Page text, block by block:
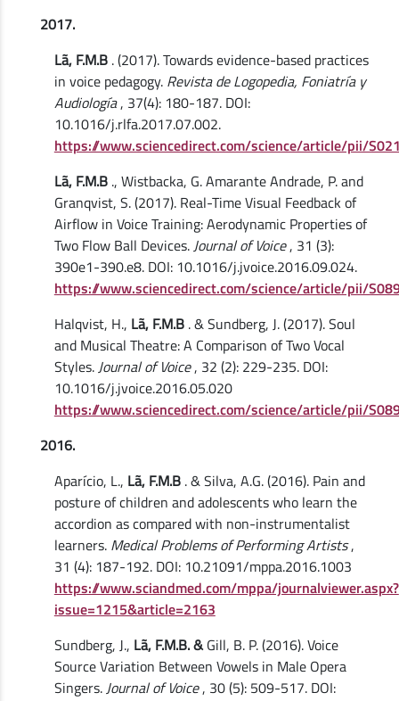
2017.
Lã, F.M.B . (2017). Towards evidence-based practices
in voice pedagogy. Revista de Logopedia, Foniatría y
Audiología, 37(4): 180-187. DOI:
10.1016/j.rlfa.2017.07.002.
https://www.sciencedirect.com/science/article/pii/
Lã, F.M.B ., Wistbacka, G. Amarante Andrade, P. and
Granqvist, S. (2017). Real-Time Visual Feedback of
Airflow in Voice Training: Aerodynamic Properties of
Two Flow Ball Devices. Journal of Voice, 31 (3):
390e1-390.e8. DOI: 10.1016/j.jvoice.2016.09.024.
https://www.sciencedirect.com/science/article/pii/
Halqvist, H., Lã, F.M.B . & Sundberg, J. (2017). Soul
and Musical Theatre: A Comparison of Two Vocal
Styles. Journal of Voice, 32 (2): 229-235. DOI:
10.1016/j.jvoice.2016.05.020
https://www.sciencedirect.com/science/article/pii/
2016.
Aparício, L., Lã, F.M.B . & Silva, A.G. (2016). Pain and
posture of children and adolescents who learn the
accordion as compared with non-instrumentalist
learners. Medical Problems of Performing Artists,
31 (4): 187-192. DOI: 10.21091/mppa.2016.1003
https://www.sciandmed.com/mppa/journalviewer.aspx?
issue=1215&article=2163
Sundberg, J., Lã, F.M.B. &Gill, B. P. (2016). Voice
Source Variation Between Vowels in Male Opera
Singers. Journal of Voice, 30 (5): 509-517. DOI: